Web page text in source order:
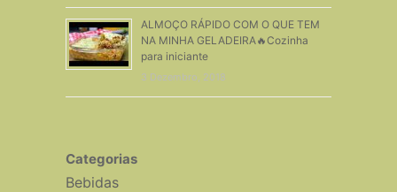
ALMOÇO RÁPIDO COM O QUE TEM
NA MINHA GELADEIRA🔥Cozinha
para iniciante
3 Dezembro, 2018
Categorias
Bebidas